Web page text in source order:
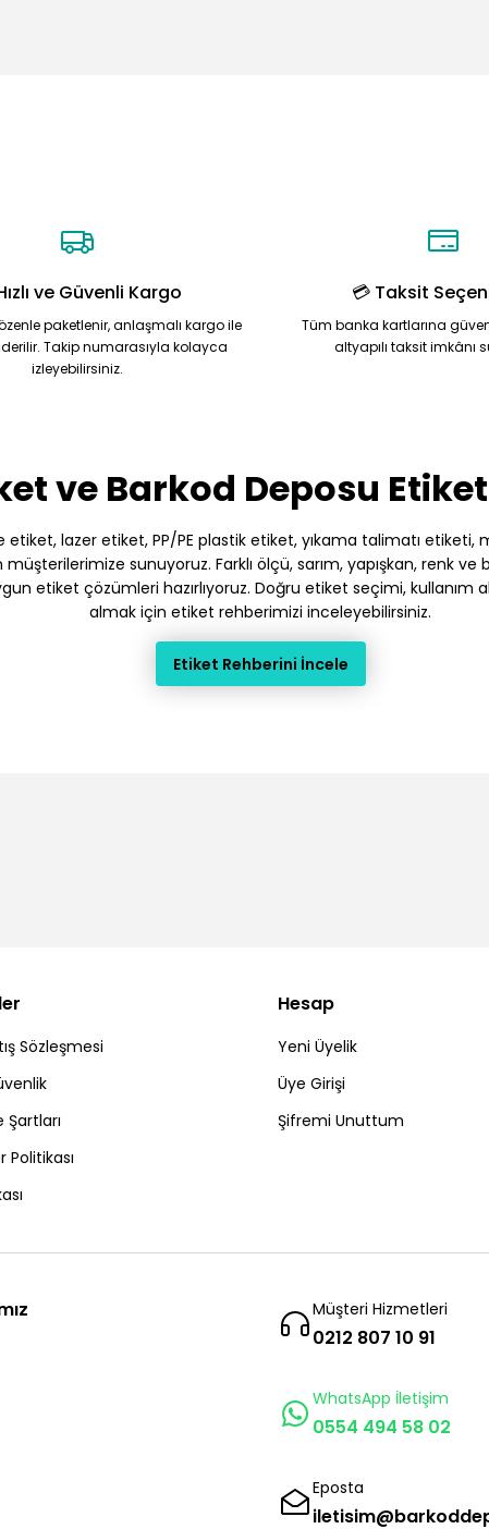
ve Güvenli Kargo
paketlenir, anlaşmalı kargo ile
Takip numarasıyla kolayca
izleyebilirsiniz.
💳 Taksit
Tüm banka kartlarına
altyapılı taksit imkânı
ve Barkod Deposu
lazer etiket, PP/PE plastik etiket, yıkama talimatı
sunuyoruz. Farklı ölçü, sarım, yapışkan, renk
etiket çözümleri hazırlıyoruz. Doğru etiket seçimi, kullanım
almak için etiket rehberimizi inceleyebilirsiniz.
Etiket Rehberini İncele
Sözleşmesi
Politikası
Hesap
Yeni Üyelik
Üye Girişi
Şifremi Unuttum
Müşteri Hizmetleri
0212 807 10 91
WhatsApp İletişim
0554 494 58 02
Eposta